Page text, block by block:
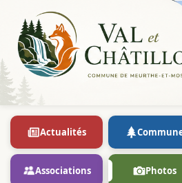
Actualités
Associations Photos